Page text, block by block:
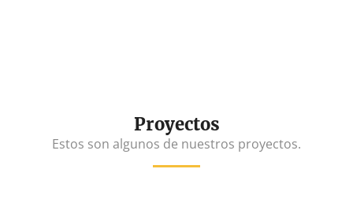
Proyectos
Estos son algunos de nuestros proyectos.